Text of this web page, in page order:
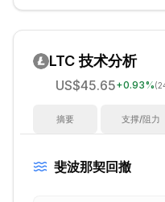
LTC技术分析
US$45.65+0.93%
摘要 支撑/阻力
斐波那契回撤